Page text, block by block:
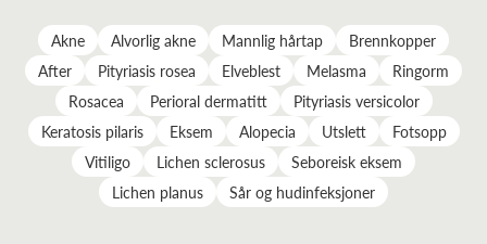
Akne Alvorlig akne Mannlig hårtap
Brennkopper
After
Pityriasis rosea Elveblest Melasma
Ringorm
Rosacea
Perioral dermatitt
Pityriasis versicolor
Keratosis pilaris
Eksem Alopecia Utslett
Fotsopp
Vitiligo
Lichen sclerosus
Seboreisk eksem
Lichen planus
Sår og hudinfeksjoner